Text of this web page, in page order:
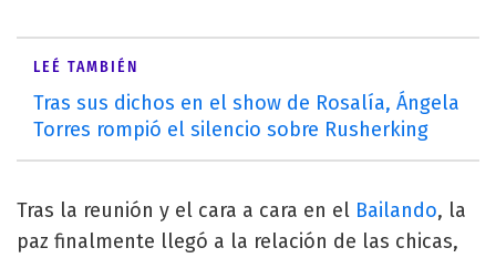
LEÉ TAMBIÉN
Tras sus dichos en el show de Rosalía, Ángela
Torres rompió el silencio sobre Rusherking
Tras la reunión y el cara a cara en el Bailando, la
paz finalmente llegó a la relación de las chicas,